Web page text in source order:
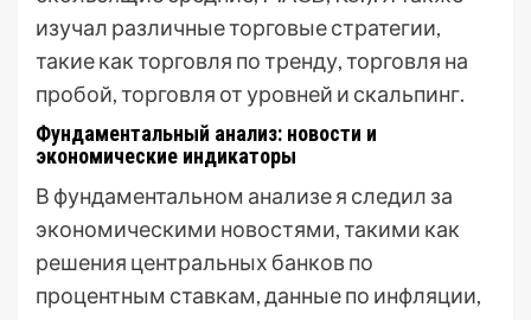
изучал различные торговые стратегии,
такие как торговля по тренду, торговля на
пробой, торговля от уровней и скальпинг.
Фундаментальный анализ: новости и
экономические индикаторы
В фундаментальном анализе я следил за
экономическими новостями, такими как
решения центральных банков по
процентным ставкам, данные по инфляции,